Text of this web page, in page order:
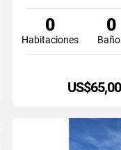
0
Habitaciones
0